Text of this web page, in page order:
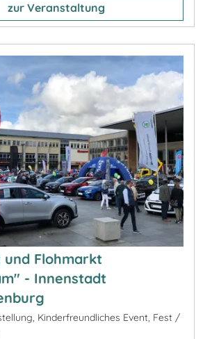
zur Veranstaltung
Flohmarkt
- Innenstadt
Kinderfreundliches Event, Fest /